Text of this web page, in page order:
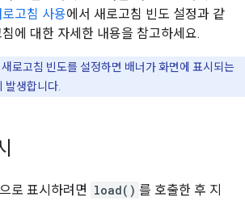
고침 사용에서 새로고침 빈도 설정과 같
에 대한 자세한 내용을 참고하세요.
로고침 빈도를 설정하면 배너가 화면에 표시되는
발생합니다.
로 표시하려면 load() 를 호출한 후 지